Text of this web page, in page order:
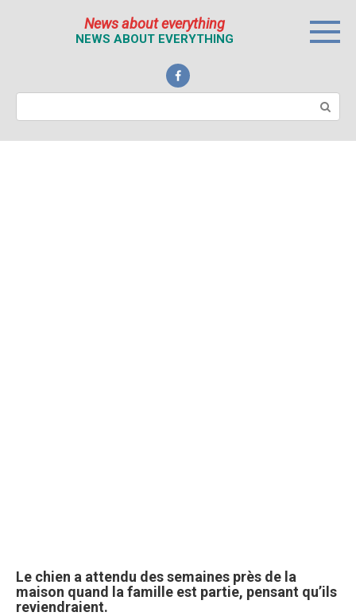
News about everything
NEWS ABOUT EVERYTHING
Поиск:
Le chien a attendu des semaines près de la
maison quand la famille est partie, pensant qu’ils
reviendraient.